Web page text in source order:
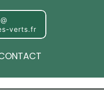
verts.fr